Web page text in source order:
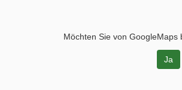
Möchten Sie von GoogleMaps
Ja